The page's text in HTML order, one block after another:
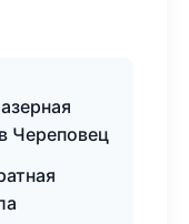
Череповец